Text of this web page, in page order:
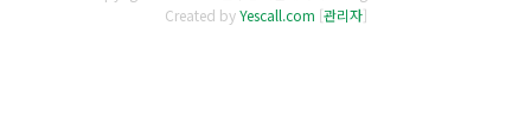
Created byYescall.com [관리자]